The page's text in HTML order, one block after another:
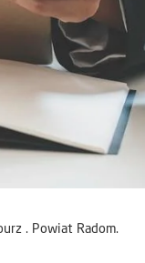
. Powiat Radom.